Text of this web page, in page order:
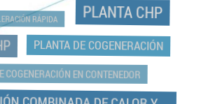
RÁPIDA PLANTA CHP
PLANTA DE COGENERACIÓN
COGENERACIÓN EN CONTENEDOR